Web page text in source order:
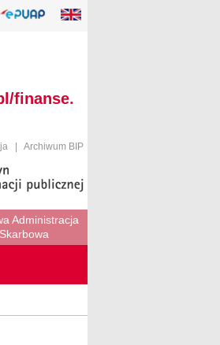
finanse.
Archiwum BIP
Administracja
Skarbowa